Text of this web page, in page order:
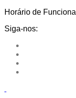
Horário de
Siga-nos: